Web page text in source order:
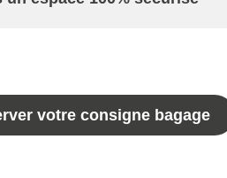
votre consigne bagage